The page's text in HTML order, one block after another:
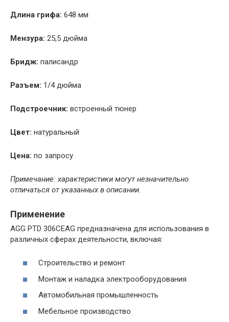
Длина грифа: 648 мм
Мензура: 25,5 дюйма
Бридж: палисандр
Разъем: 1/4 дюйма
Подстроечник: встроенный тюнер
Цвет: натуральный
Цена: по запросу
Примечание: характеристики могут незначительно
отличаться от указанных в описании.
Применение
AGG PTD 306CEAG предназначена для использования в
различных сферах деятельности, включая:
Строительство и ремонт
Монтаж и наладка электрооборудования
Автомобильная промышленность
Мебельное производство